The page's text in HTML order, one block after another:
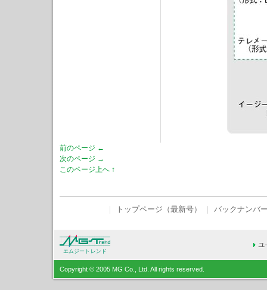
前のページ ←
次のページ →
このページ上へ ↑
トップページ（最新号） バックナンバ
エムジートレンド
Copyright © 2005 MG Co., Ltd. All rights reserved.